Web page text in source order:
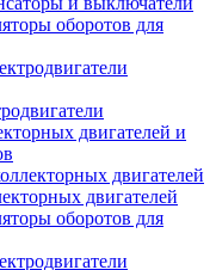
оборотов для
двигателей и
двигателей
двигателей
оборотов для